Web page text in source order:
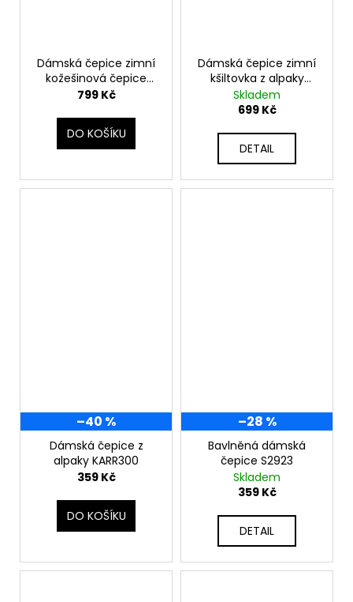
Dámská čepice zimní
kožešinová čepice
BUCKET HAT KARR303
799 Kč
DO KOŠÍKU
Dámská čepice zimní
kšiltovka z alpaky
klobouk KARR301
Skladem
699 Kč
DETAIL
–40 %
Dámská čepice z
alpaky KARR300
359 Kč
DO KOŠÍKU
–28 %
Bavlněná dámská
čepice S2923
Skladem
359 Kč
DETAIL